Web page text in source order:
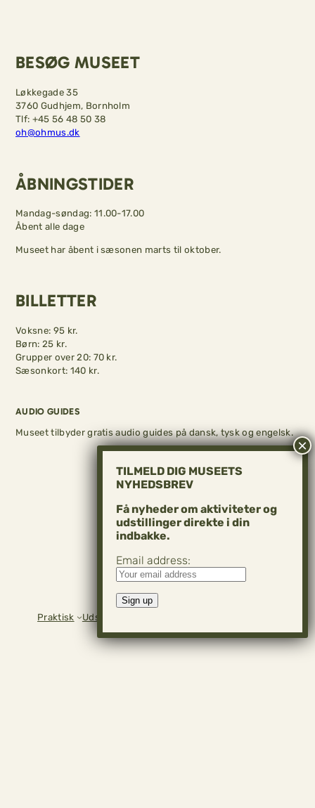
BESØG MUSEET
Løkkegade 35
3760 Gudhjem, Bornholm
Tlf: +45 56 48 50 38
oh@ohmus.dk
ÅBNINGSTIDER
Mandag-søndag: 11.00-17.00
Åbent alle dage
Museet har åbent i sæsonen marts til oktober.
BILLETTER
Voksne: 95 kr.
Børn: 25 kr.
Grupper over 20: 70 kr.
Sæsonkort: 140 kr.
AUDIO GUIDES
Museet tilbyder gratis audio guides på dansk, tysk og engelsk.
Praktisk Udstillinger
TILMELD DIG MUSEETS
NYHEDSBREV
Få nyheder om aktiviteter og
udstillinger direkte i din
indbakke.
Email address: